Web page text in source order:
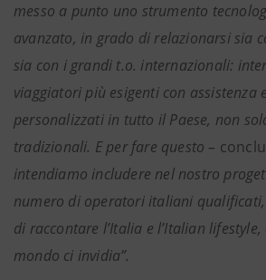
messo a punto uno strumento
avanzato, in grado di relazionarsi sia
sia con i grandi t.o. internazionali:
viaggiatori più esigenti con assistenza
personalizzati in tutto il Paese, non
tradizionali. E per fare questo –
intendiamo includere nel nostro
numero di operatori italiani
di raccontare l’Italia e l’Italian
mondo ci invidia”.